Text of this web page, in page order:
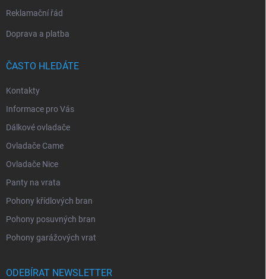
Reklamační řád
Doprava a platba
ČASTO HLEDÁTE
Kontakty
Informace pro Vás
Dálkové ovladače
Ovladače Came
Ovladače Nice
Panty na vrata
Pohony křídlových bran
Pohony posuvných bran
Pohony garážových vrat
ODEBÍRAT NEWSLETTER